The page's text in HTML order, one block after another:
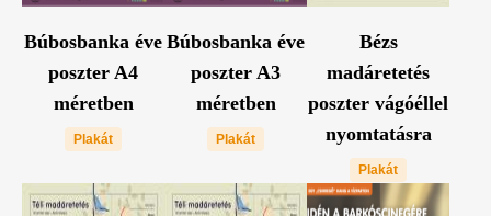
Búbosbanka éve
poszter A4
méretben
Plakát
Búbosbanka éve
poszter A3
méretben
Plakát
Bézs
madáretetés
poszter vágóéllel
nyomtatásra
Plakát